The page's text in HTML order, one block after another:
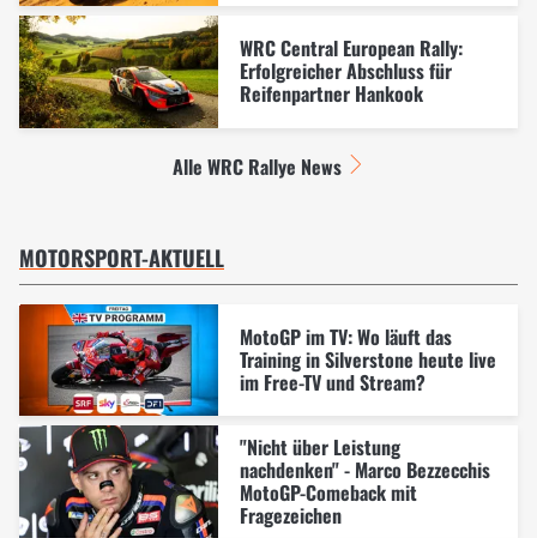
WRC Central European Rally:
Erfolgreicher Abschluss für
Reifenpartner Hankook
Alle WRC Rallye News
MOTORSPORT-AKTUELL
MotoGP im TV: Wo läuft das
Training in Silverstone heute live
im Free-TV und Stream?
"Nicht über Leistung
nachdenken" - Marco Bezzecchis
MotoGP-Comeback mit
Fragezeichen